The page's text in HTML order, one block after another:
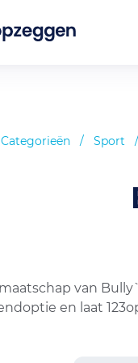
Categorieën / Sport /
van
en laat